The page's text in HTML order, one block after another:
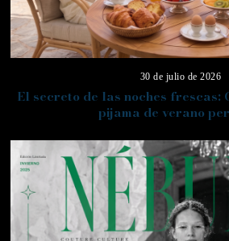
30 de julio de 2026
El secreto de las noches
pijama de verano